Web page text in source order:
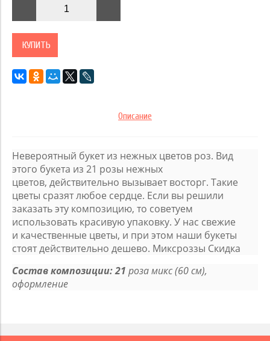
КУПИТЬ
Описание
Невероятный букет из нежных цветов роз. Вид
этого букета из 21 розы нежных
цветов, действительно вызывает восторг. Такие
цветы сразят любое сердце. Если вы решили
заказать эту композицию, то советуем
использовать красивую упаковку. У нас свежие
и качественные цветы, и при этом наши букеты
стоят действительно дешево. Миксроззы Скидка
Состав композиции: 21 роза микс (60 см),
оформление